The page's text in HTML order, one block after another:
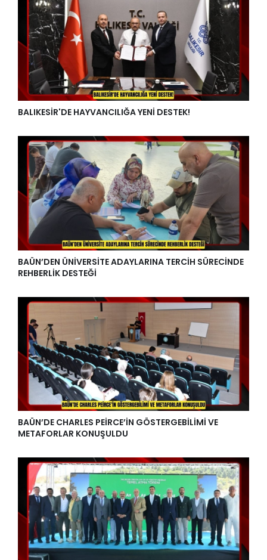
BALIKESİR'DE HAYVANCILIĞA YENİ DESTEK!
BAÜN’DEN ÜNİVERSİTE ADAYLARINA TERCİH SÜRECİNDE
REHBERLİK DESTEĞİ
BAÜN’DE CHARLES PEİRCE’İN GÖSTERGEBİLİMİ VE
METAFORLAR KONUŞULDU